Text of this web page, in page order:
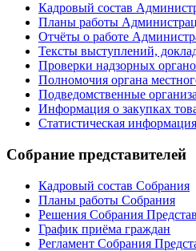
Кадровый состав
Планы работы
Отчёты о работе
Тексты выступлений,
Проверки надзорных
Полномочия органа
Подведомственные
Информация о закупках
Статистическая информация
Собрание представителей
Кадровый состав Собрания
Планы работы Собрания
Решения Собрания
График приёма граждан
Регламент Собрания